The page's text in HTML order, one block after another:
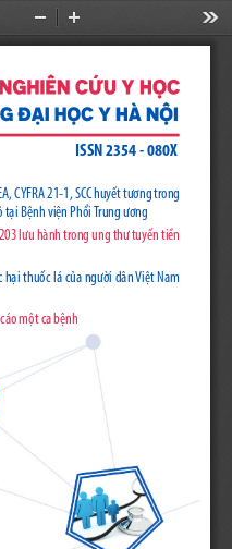
Zoom
Out
In
ISSN 2354 - 080X
CYFRA 21-1, SCC huyết tương trong
Bệnh viện Phổi Trung ương
lưu hành trong ung thư tuyến tiền
thuốc lá của người dân Việt Nam
một ca bệnh